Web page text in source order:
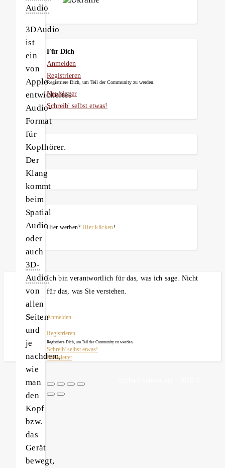
Audio
3DAudio
ist
ein
von
Apple
entwickeltes
Audio-
Format
für
Kopfhörer.
Der
Klang
kommt
beim
Spatial
Audio
oder
auch
3D-
Audio
von
allen
Seiten
und
je
nachdem,
wie
man
den
Kopf
bzw.
das
Gerät
bewegt,
Für Dich
Anmelden
Registrieren
Registriere Dich, um Teil der Community zu werden.
Newsletter
Schreib' selbst etwas!
Hier werben? Hier klicken!
Ich bin verantwortlich für das, was ich sage. Nicht
für das, was Sie verstehen.
Anmelden
Registrieren
Registriere Dich, um Teil der Community zu werden.
Schreib' selbst etwas!
Newsletter